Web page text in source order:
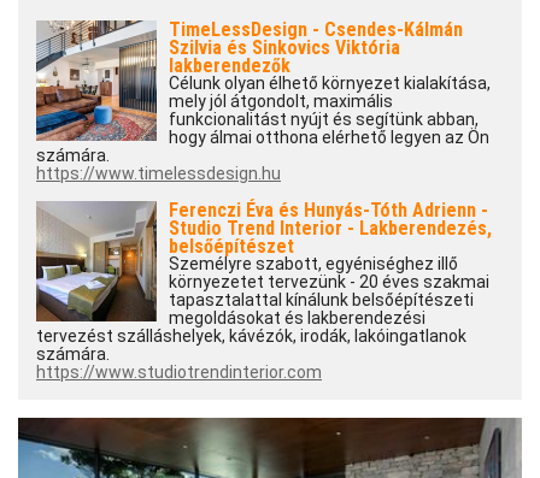
TimeLessDesign - Csendes-Kálmán
Szilvia és Sinkovics Viktória
lakberendezők
Célunk olyan élhető környezet kialakítása,
mely jól átgondolt, maximális
funkcionalitást nyújt és segítünk abban,
hogy álmai otthona elérhető legyen az Ön
számára.
https://www.timelessdesign.hu
Ferenczi Éva és Hunyás-Tóth Adrienn -
Studio Trend Interior - Lakberendezés,
belsőépítészet
Személyre szabott, egyéniséghez illő
környezetet tervezünk - 20 éves szakmai
tapasztalattal kínálunk belsőépítészeti
megoldásokat és lakberendezési
tervezést szálláshelyek, kávézók, irodák, lakóingatlanok
számára.
https://www.studiotrendinterior.com